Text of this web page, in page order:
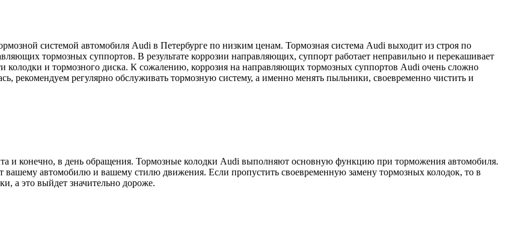
системой автомобиля Audi в Петербурге по низким ценам. Тормозная система Audi выходит из строя по
тормозных суппортов. В результате коррозии направляющих, суппорт работает неправильно и перекашивает
колодки и тормозного диска. К сожалению, коррозия на направляющих тормозных суппортов Audi очень сложно
рекомендуем регулярно обслуживать тормозную систему, а именно менять пыльники, своевременно чистить и
и конечно, в день обращения. Тормозные колодки Audi выполняют основную функцию при торможения автомобиля.
вашему автомобилю и вашему стилю движения. Если пропустить своевременную замену тормозных колодок, то в
а это выйдет значительно дороже.